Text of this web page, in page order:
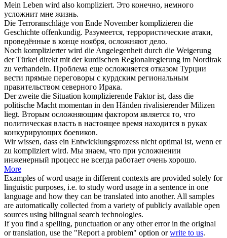
Mein Leben wird also kompliziert. Это конечно, немного
усложнит мне жизнь.
Die Terroranschläge von Ende Novemberkomplizieren die
Geschichte offenkundig. Разумеется, террористические атаки,
проведённые в конце ноября, осложняют дело.
Noch komplizierterwird die Angelegenheit durch die Weigerung
der Türkei direkt mit der kurdischen Regionalregierung im Nordirak
zu verhandeln. Проблема еще осложняется отказом Турции
вести прямые переговоры с курдским региональным
правительством северного Ирака.
Der zweite die Situation komplizierende Faktor ist, dass die
politische Macht momentan in den Händen rivalisierender Milizen
liegt. Вторым осложняющим фактором является то, что
политическая власть в настоящее время находится в руках
конкурирующих боевиков.
Wir wissen, dass ein Entwicklungsprozess nicht optimal ist, wenn er
zu kompliziert wird. Мы знаем, что при усложнении
инженерный процесс не всегда работает очень хорошо.
More
Examples of word usage in different contexts are provided solely for
linguistic purposes, i.e. to study word usage in a sentence in one
language and how they can be translated into another. All samples
are automatically collected from a variety of publicly available open
sources using bilingual search technologies.
If you find a spelling, punctuation or any other error in the original
or translation, use the "Report a problem" option orwrite to us.